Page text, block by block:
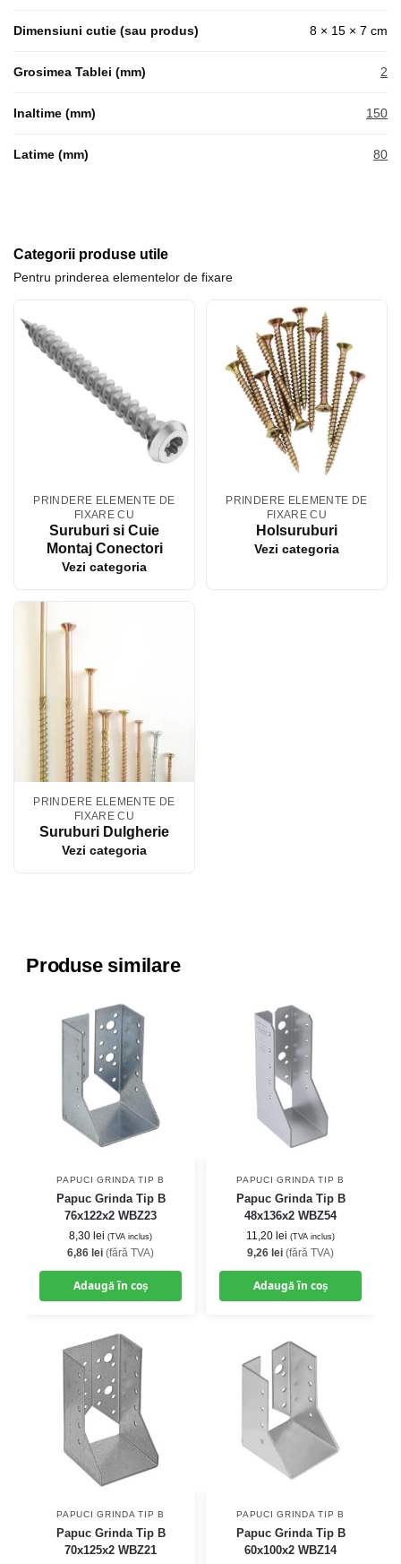
Dimensiuni cutie (sau produs) 8 × 15 × 7 cm
Grosimea Tablei (mm) 2
Inaltime (mm) 150
Latime (mm) 80
Categorii produse utile
Pentru prinderea elementelor de fixare
PRINDERE ELEMENTE DE
FIXARE CU
Suruburi si Cuie
Montaj Conectori
Vezi categoria
PRINDERE ELEMENTE DE
FIXARE CU
Holsuruburi
Vezi categoria
PRINDERE ELEMENTE DE
FIXARE CU
Suruburi Dulgherie
Vezi categoria
Produse similare
PAPUCI GRINDA TIP B
Papuc Grinda Tip B
76x122x2 WBZ23
8,30 lei (TVA inclus)
6,86 lei (fără TVA)
Adaugă în coș
PAPUCI GRINDA TIP B
Papuc Grinda Tip B
48x136x2 WBZ54
11,20 lei (TVA inclus)
9,26 lei (fără TVA)
Adaugă în coș
PAPUCI GRINDA TIP B
Papuc Grinda Tip B
70x125x2 WBZ21
PAPUCI GRINDA TIP B
Papuc Grinda Tip B
60x100x2 WBZ14